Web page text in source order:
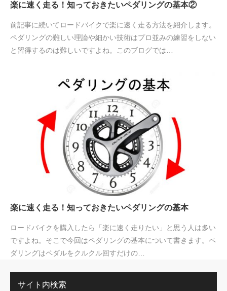
楽に速く走る！知っておきたいペダリングの基本②
前記事に続いてロードバイクで楽に速く走る方法を紹介します。
ペダリングの難しい理論や細かい技術はプロ並みの練習をしない
と習得するのは難しいですよね。このブログでは…
楽に速く走る！知っておきたいペダリングの基本
ロードバイクを購入したら「楽に速く走りたい」と思う人は多い
ですよね。そこで今回はペダリングの基本について書きます。ペ
ダリングはペダルをクルクル回すだけの…
サイト内検索